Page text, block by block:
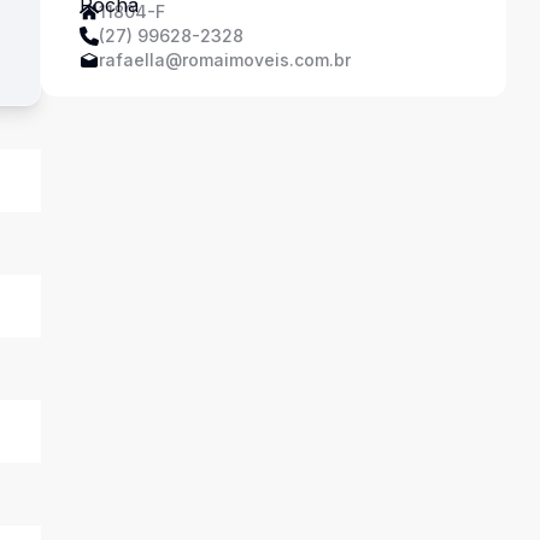
11804-F
(27) 99628-2328
rafaella@romaimoveis.com.br